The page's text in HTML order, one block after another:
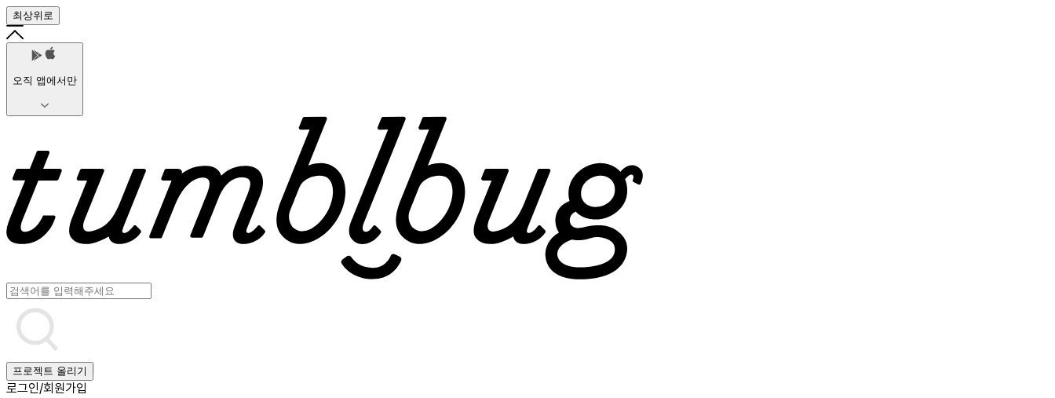
최상위로
오직 앱에서만
프로젝트 올리기
로그인/회원가입